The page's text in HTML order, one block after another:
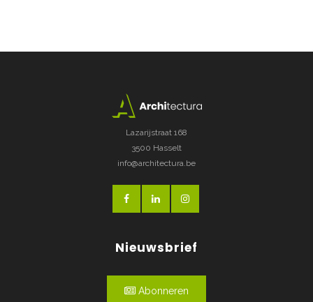
Lazarijstraat 168
3500 Hasselt
info@architectura.be
Nieuwsbrief
Abonneren